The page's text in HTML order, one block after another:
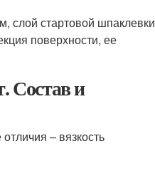
слой стартовой шпаклевки
поверхности, ее
Состав и
– вязкость